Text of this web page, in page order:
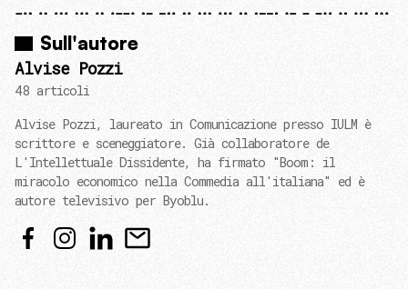
Sull'autore
Alvise Pozzi
48 articoli
Alvise Pozzi, laureato in Comunicazione presso IULM è
scrittore e sceneggiatore. Già collaboratore de
L'Intellettuale Dissidente, ha firmato "Boom: il
miracolo economico nella Commedia all'italiana" ed è
autore televisivo per Byoblu.